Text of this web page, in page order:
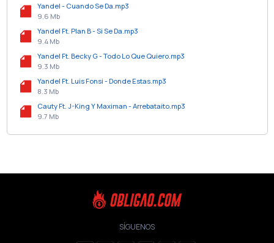
Yandel - Cuando Se Da.mp3
9.6 Mb
Yandel Ft. Plan B - Si Se Da.mp3
9.4 Mb
Yandel Ft. Becky G - Todo Lo Que Quiero.mp3
9.3 Mb
Yandel Ft. Luis Fonsi - Donde Estas.mp3
8.3 Mb
Cauty Ft. J-King Y Maximan - Arrebataito.mp3
9.7 Mb
SÍGUENOS